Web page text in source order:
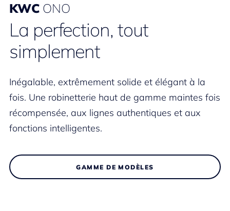
KWC ONO
La perfection, tout
simplement
Inégalable, extrêmement solide et élégant à la
fois. Une robinetterie haut de gamme maintes fois
récompensée, aux lignes authentiques et aux
fonctions intelligentes.
GAMME DE MODÈLES